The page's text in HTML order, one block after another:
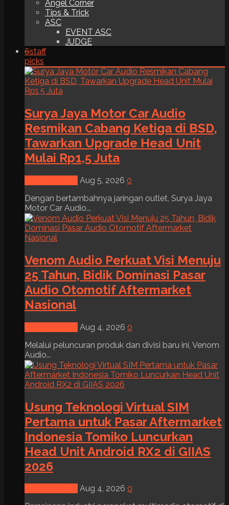
Angel Corner
Tips & Trick
ASC
EVENT ASC
JUDGE
6staff
picks
Surya Jaya Motor Car Audio
Resmikan Cabang Ketiga di BSD,
Tawarkan Upgrade Head Unit
Mulai Rp1,5 Juta
Aug 5, 2026 0
Dengan bertambahnya jaringan outlet, Surya Jaya
Motor Car Audio...
Venom Audio Perkuat Visi Menuju
25 Tahun, Bidik Dominasi Pasar
Audio Otomotif Aftermarket
Nasional
Aug 4, 2026 0
Melalui peluncuran produk dan divisi baru ini, Venom
Audio...
Usung Teknologi Virtual SIM
Pertama untuk Pasar Aftermarket
Indonesia Tomiko Luncurkan
Head Unit Android RX2 di GIIAS
2026
Aug 4, 2026 0